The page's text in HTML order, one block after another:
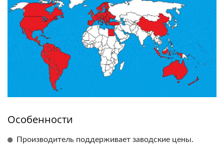
Особенности
Производитель поддерживает заводские цены.